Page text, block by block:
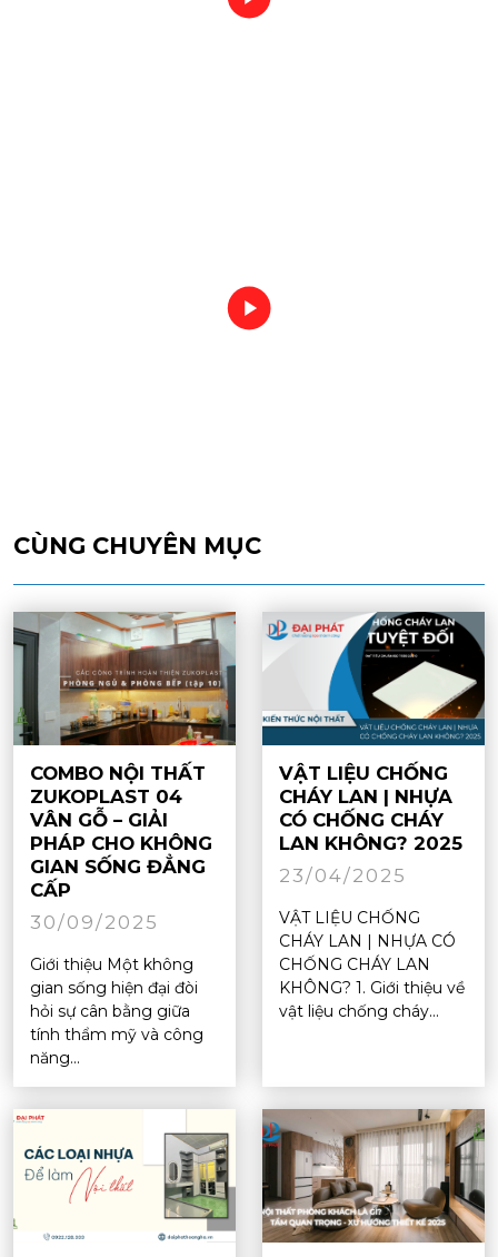
CÙNG CHUYÊN MỤC
COMBO NỘI THẤT
ZUKOPLAST 04
VÂN GỖ – GIẢI
PHÁP CHO KHÔNG
GIAN SỐNG ĐẲNG
CẤP
30/09/2025
Giới thiệu Một không
gian sống hiện đại đòi
hỏi sự cân bằng giữa
tính thẩm mỹ và công
năng...
VẬT LIỆU CHỐNG
CHÁY LAN | NHỰA
CÓ CHỐNG CHÁY
LAN KHÔNG? 2025
23/04/2025
VẬT LIỆU CHỐNG
CHÁY LAN | NHỰA CÓ
CHỐNG CHÁY LAN
KHÔNG? 1. Giới thiệu về
vật liệu chống cháy...